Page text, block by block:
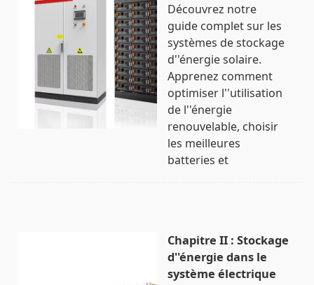
Découvrez notre
guide complet sur les
systèmes de stockage
d''énergie solaire.
Apprenez comment
optimiser l''utilisation
de l''énergie
renouvelable, choisir
les meilleures
batteries et
Chapitre II : Stockage
d''énergie dans le
système électrique